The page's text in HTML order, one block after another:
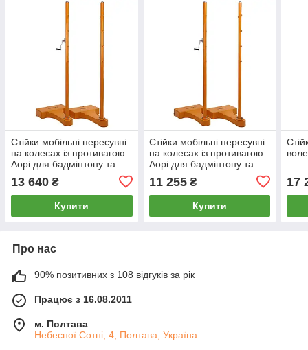
Стійки мобільні пересувні
на колесах із противагою
Aopi для бадмінтону та
волейболу 2 шт. (AP-9025)
13 640 ₴
Купити
Стійки мобільні пересувні
на колесах із противагою
Aopi для бадмінтону та
волейболу 2 шт. (AP-8909)
11 255₴
Купити
17
Про нас
90% позитивних з 108 відгуків за рік
Працює з 16.08.2011
м. Полтава
Небесної Сотні, 4, Полтава, Україна